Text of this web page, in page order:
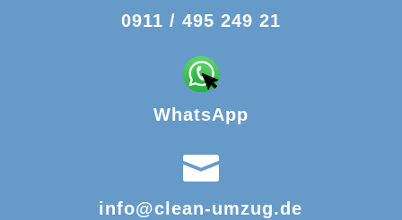
0911 / 495 249 21
WhatsApp

info@clean-umzug.de